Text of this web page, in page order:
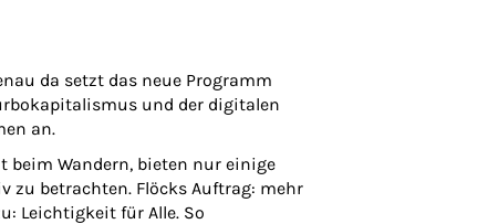
da setzt das neue Programm
und der digitalen
an.
beim Wandern, bieten nur einige
zu betrachten. Flöcks Auftrag: mehr
Leichtigkeit für Alle. So